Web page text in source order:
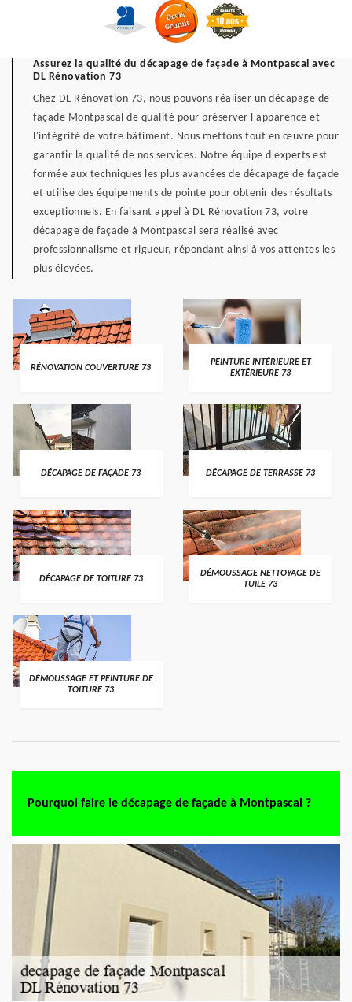
Assurez la qualité du décapage de façade à Montpascal avec
DL Rénovation 73
Chez DL Rénovation 73, nous pouvons réaliser un décapage de
façade Montpascal de qualité pour préserver l'apparence et
l'intégrité de votre bâtiment. Nous mettons tout en œuvre pour
garantir la qualité de nos services. Notre équipe d'experts est
formée aux techniques les plus avancées de décapage de façade
et utilise des équipements de pointe pour obtenir des résultats
exceptionnels. En faisant appel à DL Rénovation 73, votre
décapage de façade à Montpascal sera réalisé avec
professionnalisme et rigueur, répondant ainsi à vos attentes les
plus élevées.
RÉNOVATION COUVERTURE 73
PEINTURE INTÉRIEURE ET
EXTÉRIEURE 73
DÉCAPAGE DE FAÇADE 73 DÉCAPAGE DE TERRASSE 73
DÉCAPAGE DE TOITURE 73
DÉMOUSSAGE NETTOYAGE DE
TUILE 73
DÉMOUSSAGE ET PEINTURE DE
TOITURE 73
Pourquoi faire le décapage de façade à Montpascal ?